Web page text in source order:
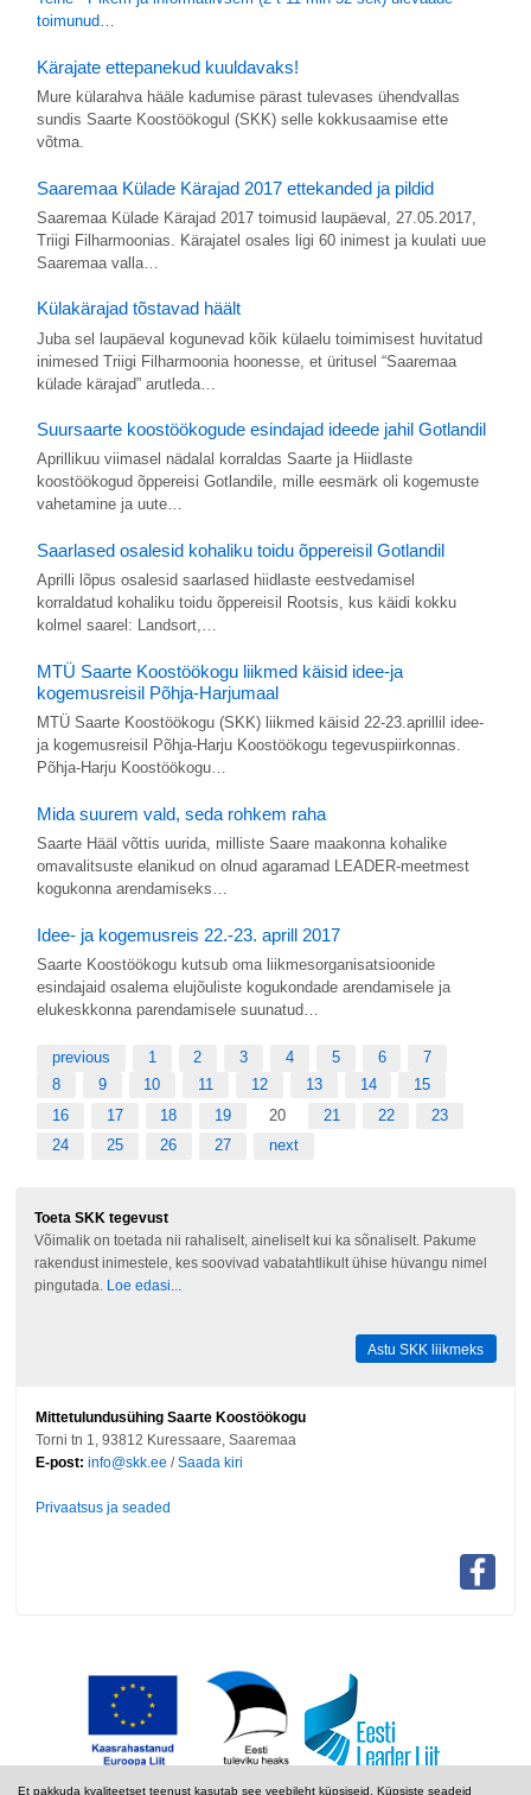
Et pakkuda kvaliteetset teenust kasutab see veebileht küpsiseid. Küpsiste seadeid
toimunud…
Kärajate ettepanekud kuuldavaks!
Mure külarahva hääle kadumise pärast tulevases ühendvallas
sundis Saarte Koostöökogul (SKK) selle kokkusaamise ette
võtma.
Saaremaa Külade Kärajad 2017 ettekanded ja pildid
Saaremaa Külade Kärajad 2017 toimusid laupäeval, 27.05.2017,
Triigi Filharmoonias. Kärajatel osales ligi 60 inimest ja kuulati uue
Saaremaa valla…
Külakärajad tõstavad häält
Juba sel laupäeval kogunevad kõik külaelu toimimisest huvitatud
inimesed Triigi Filharmoonia hoonesse, et üritusel “Saaremaa
külade kärajad” arutleda…
Suursaarte koostöökogude esindajad ideede jahil Gotlandil
Aprillikuu viimasel nädalal korraldas Saarte ja Hiidlaste
koostöökogud õppereisi Gotlandile, mille eesmärk oli kogemuste
vahetamine ja uute…
Saarlased osalesid kohaliku toidu õppereisil Gotlandil
Aprilli lõpus osalesid saarlased hiidlaste eestvedamisel
korraldatud kohaliku toidu õppereisil Rootsis, kus käidi kokku
kolmel saarel: Landsort,…
MTÜ Saarte Koostöökogu liikmed käisid idee-ja
kogemusreisil Põhja-Harjumaal
MTÜ Saarte Koostöökogu (SKK) liikmed käisid 22-23.aprillil idee-
ja kogemusreisil Põhja-Harju Koostöökogu tegevuspiirkonnas.
Põhja-Harju Koostöökogu…
Mida suurem vald, seda rohkem raha
Saarte Hääl võttis uurida, milliste Saare maakonna kohalike
omavalitsuste elanikud on olnud agaramad LEADER-meetmest
kogukonna arendamiseks…
Idee- ja kogemusreis 22.-23. aprill 2017
Saarte Koostöökogu kutsub oma liikmesorganisatsioonide
esindajaid osalema elujõuliste kogukondade arendamisele ja
elukeskkonna parendamisele suunatud…
previous 1 2 3 4 5 6
7
8
9 10 11 12 13 14
15
16
17 18 19 20 21 22
23
24
25 26 27 next
Toeta SKK tegevust
Võimalik on toetada nii rahaliselt, aineliselt kui ka sõnaliselt. Pakume
rakendust inimestele, kes soovivad vabatahtlikult ühise hüvangu nimel
pingutada. Loe edasi...
Astu SKK liikmeks
Mittetulundusühing Saarte Koostöökogu
Torni tn 1, 93812 Kuressaare, Saaremaa
E-post: info@skk.ee /Saada kiri
Privaatsus ja seaded